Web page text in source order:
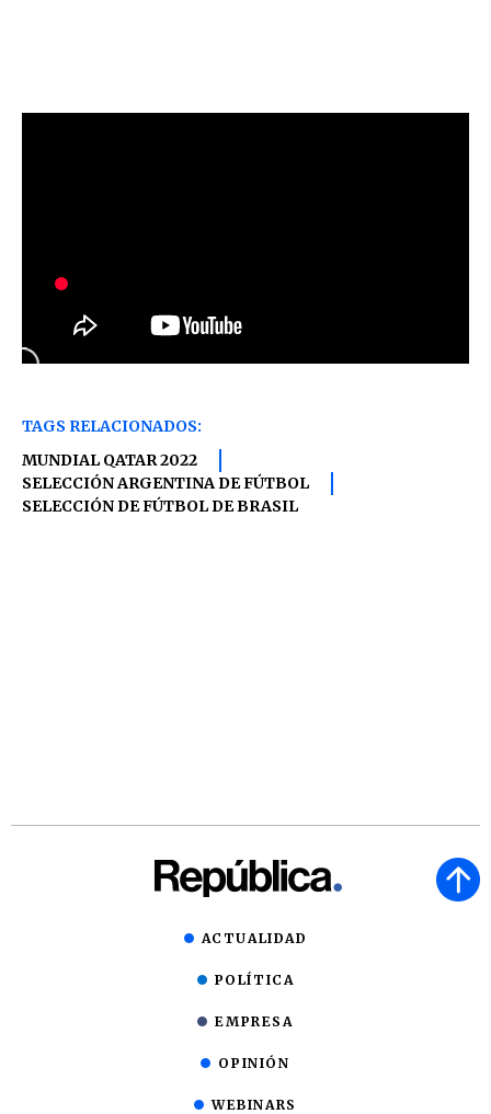
TAGS RELACIONADOS:
MUNDIAL QATAR 2022
SELECCIÓN ARGENTINA DE FÚTBOL
SELECCIÓN DE FÚTBOL DE BRASIL
ACTUALIDAD
POLÍTICA
EMPRESA
OPINIÓN
WEBINARS